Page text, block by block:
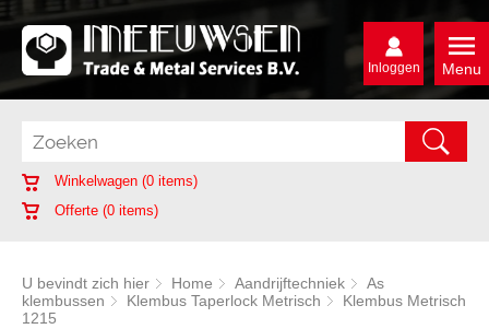
Menu
Inloggen
Winkelwagen (0 items)
Offerte (0 items)
U bevindt zich hier Home Aandrijftechniek
As
klembussen
Klembus Taperlock Metrisch
Klembus Metrisch
1215